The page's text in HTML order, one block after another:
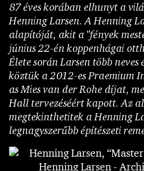
87 éves korában elhunyt a
Henning Larsen. A Henning
alapítóját, akit a "fények
június 22-én koppenhágai
Élete során Larsen több
köztük a 2012-es Praemium
as Mies van der Rohe díjat,
Hall tervezéséért kapott. Az
megtekinthetitek a Henning
legnagyszerűbb építészeti